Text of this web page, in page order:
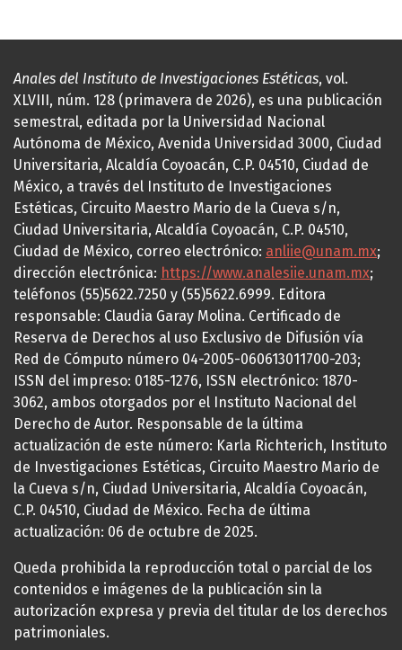
Anales del Instituto de Investigaciones Estéticas, vol.
XLVIII, núm. 128 (primavera de 2026), es una publicación
semestral, editada por la Universidad Nacional
Autónoma de México, Avenida Universidad 3000, Ciudad
Universitaria, Alcaldía Coyoacán, C.P. 04510, Ciudad de
México, a través del Instituto de Investigaciones
Estéticas, Circuito Maestro Mario de la Cueva s/n,
Ciudad Universitaria, Alcaldía Coyoacán, C.P. 04510,
Ciudad de México, correo electrónico: anliie@unam.mx;
dirección electrónica: https://www.analesiie.unam.mx;
teléfonos (55)5622.7250 y (55)5622.6999. Editora
responsable: Claudia Garay Molina. Certificado de
Reserva de Derechos al uso Exclusivo de Difusión vía
Red de Cómputo número 04-2005-060613011700-203;
ISSN del impreso: 0185-1276, ISSN electrónico: 1870-
3062, ambos otorgados por el Instituto Nacional del
Derecho de Autor. Responsable de la última
actualización de este número: Karla Richterich, Instituto
de Investigaciones Estéticas, Circuito Maestro Mario de
la Cueva s/n, Ciudad Universitaria, Alcaldía Coyoacán,
C.P. 04510, Ciudad de México. Fecha de última
actualización: 06 de octubre de 2025.
Queda prohibida la reproducción total o parcial de los
contenidos e imágenes de la publicación sin la
autorización expresa y previa del titular de los derechos
patrimoniales.